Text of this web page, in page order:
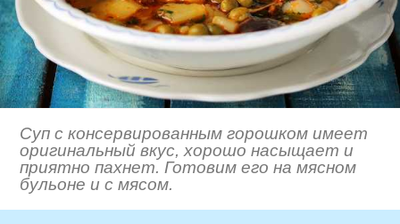
Суп с консервированным горошком имеет
оригинальный вкус, хорошо насыщает и
приятно пахнет. Готовим его на мясном
бульоне и с мясом.